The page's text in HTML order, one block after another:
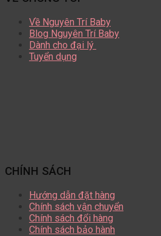
Về Nguyên Trí Baby
Blog Nguyên Trí Baby
Dành cho đại lý
Tuyển dụng
CHÍNH SÁCH
Hướng dẫn đặt hàng
Chính sách vận chuyển
Chính sách đổi hàng
Chính sách bảo hành